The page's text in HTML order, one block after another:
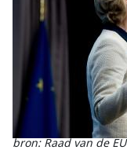
bron: Raad van de EU